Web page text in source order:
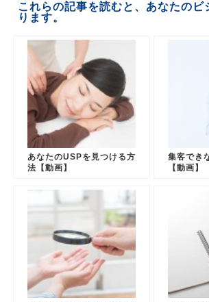
これらの記事を読むと、あなたのビ
ります。
あなたのUSPを見つける方
法【動画】
集客でき
【動画】